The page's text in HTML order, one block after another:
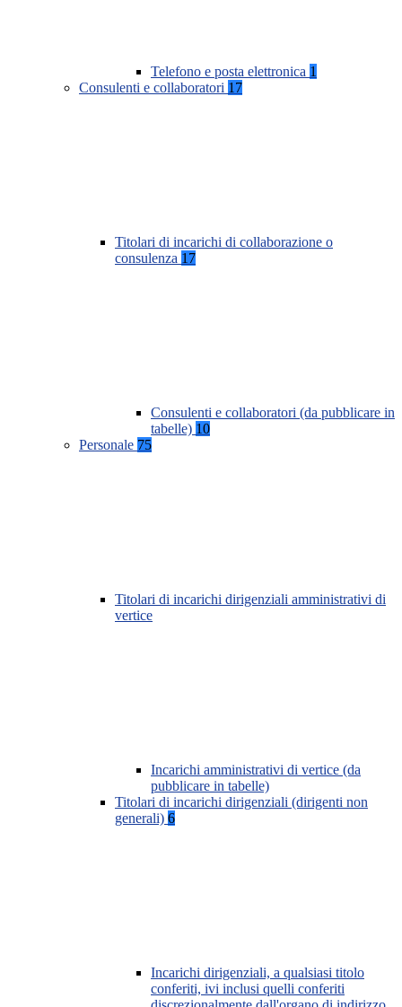
Telefono e posta elettronica 1
Consulenti e collaboratori 17
Titolari di incarichi di collaborazione o
consulenza 17
Consulenti e collaboratori (da pubblicare in
tabelle) 10
Personale 75
Titolari di incarichi dirigenziali amministrativi di
vertice
Incarichi amministrativi di vertice (da
pubblicare in tabelle)
Titolari di incarichi dirigenziali (dirigenti non
generali) 6
Incarichi dirigenziali, a qualsiasi titolo
conferiti, ivi inclusi quelli conferiti